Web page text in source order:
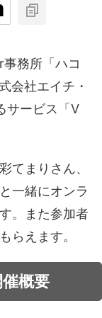
ィング
ート
務所「ハコ
会社エイチ・
サービス「V
てまりさん、
一緒にオンラ
。また参加者
らえます。
概要